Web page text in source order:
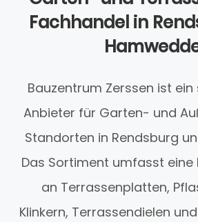
Fachhandel in
Bauzentrum Zerssen ist
Anbieter für Garten- und
Standorten in Rendsburg
Das Sortiment umfasst eine
an Terrassenplatten,
Klinkern, Terrassendielen